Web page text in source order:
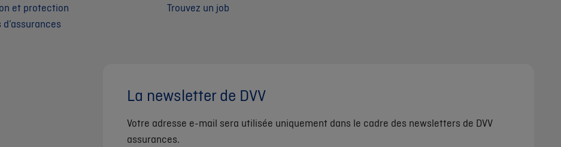
et protection
d’assurances
Trouvez un job
La newsletter de DVV
Votre adresse e-mail sera utilisée uniquement dans le cadre des newsletters de DVV
assurances.